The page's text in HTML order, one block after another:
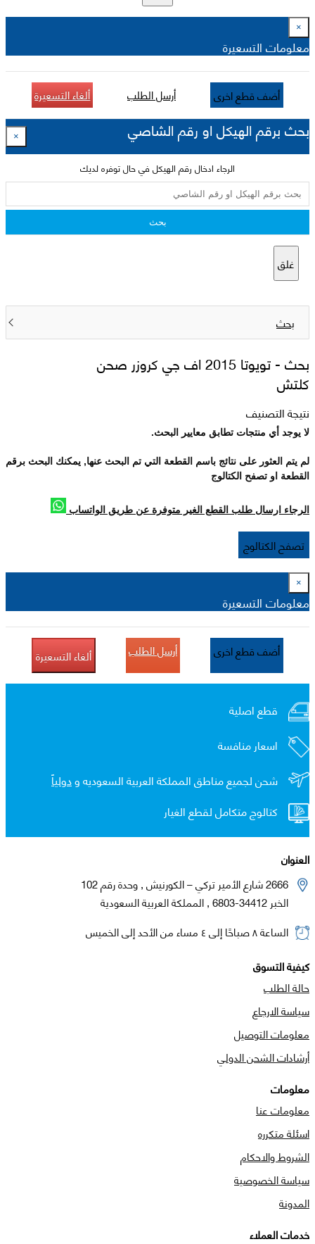
×
معلومات التسعيرة
أضف قطع اخرى أرسل الطلب ألغاء التسعيرة
بحث برقم الهيكل او رقم الشاصي ×
الرجاء ادخال رقم الهيكل في حال توفره لديك
بحث
غلق
بحث
بحث - تويوتا 2015 اف جي كروزر صحن
كلتش
نتيجة التصنيف
لا يوجد أي منتجات تطابق معايير البحث.
لم يتم العثور على نتائج باسم القطعة التي تم البحث عنها, يمكنك البحث برقم
القطعة او تصفح الكتالوج
الرجاء ارسال طلب القطع الغير متوفرة عن طريق الواتساب
تصفح الكتالوج
×
معلومات التسعيرة
أضف قطع اخرى أرسل الطلب ألغاء التسعيرة
قطع اصلية
اسعار منافسة
شحن لجميع مناطق المملكة العربية السعوديه ودولياً
كتالوج متكامل لقطع الغيار
العنوان
2666 شارع الأمير تركي – الكورنيش , وحدة رقم 102
الخبر 34412-6803 , المملكة العربية السعودية
الساعة ٨ صباحًا إلى ٤ مساء من الأحد إلى الخميس
كيفية التسوق
حالة الطلب
سياسة الارجاع
معلومات التوصيل
أرشادات الشحن الدولي
معلومات
معلومات عنا
اسئلة متكرره
الشروط والاحكام
سياسة الخصوصية
المدونة
خدمات العملاء